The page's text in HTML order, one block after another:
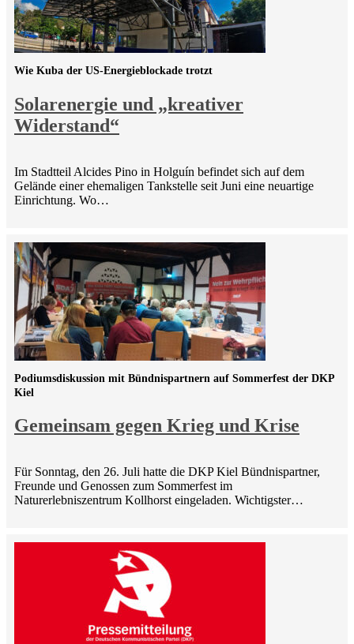
Solarenergie und „kreativer
Widerstand“
Wie Kuba der US-Energieblockade trotzt
Im Stadtteil Alcides Pino in Holguín befindet sich auf dem
Gelände einer ehemaligen Tankstelle seit Juni eine neuartige
Einrichtung. Wo…
Gemeinsam gegen Krieg und Krise
Podiumsdiskussion mit Bündnispartnern auf Sommerfest der DKP
Kiel
Für Sonntag, den 26. Juli hatte die DKP Kiel Bündnispartner,
Freunde und Genossen zum Sommerfest im
Naturerlebniszentrum Kollhorst eingeladen. Wichtigster…